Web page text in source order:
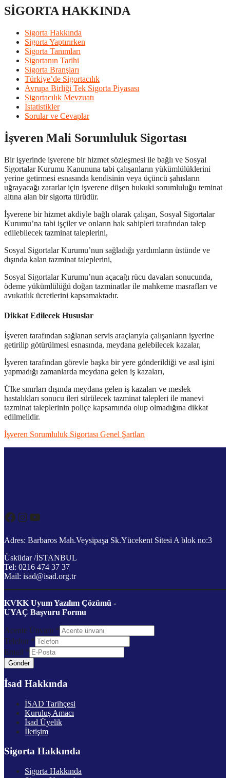
SİGORTA HAKKINDA
Sigorta Hakkında
Sigorta Yaptırırken
Sigorta Tanımları
Sigortanın Tarihi
Sigorta Branşları
Türkiye’de Sigortacılık
Avrupa Birliği Tek Sigorta Piyasası
Sigortacılık Mevzuatı
İstatistikler
Sorular ve Cevaplar
İşveren Mali Sorumluluk Sigortası
Bir işyerinde işverene bir hizmet sözleşmesi ile bağlı ve Sosyal
Sigortalar Kurumu Kanununa tabi çalışanların yükümlülüklerini
yerine getirmesi esnasında kendisinin veya üçüncü şahısların
uğrayacağı zararlar için işverene düşen hukuki sorumluluğu teminat
altına alan bir sigorta türüdür.
İşverene bir hizmet akdiyle bağlı olarak çalışan, Sosyal Sigortalar
Kurumu’na tabi işçiler ve onların hak sahipleri tarafından talep
edilebilecek tazminat taleplerini,
Sosyal Sigortalar Kurumu’nun sağladığı yardımların üstünde ve
dışında kalan tazminat taleplerini,
Sosyal Sigortalar Kurumu’nun açacağı rücu davaları sonucunda,
ödeme yükümlülüğü doğan tazminatlar ile mahkeme masrafları ve
avukatlık ücretlerini kapsamaktadır.
Dikkat Edilecek Hususlar
İşveren tarafından sağlanan servis araçlarıyla çalışanların işyerine
getirilip götürülmesi esnasında, meydana gelebilecek kazalar,
İşveren tarafından görevle başka bir yere gönderildiği ve asıl işini
yapmadığı zamanlarda meydana gelen iş kazaları,
Ülke sınırları dışında meydana gelen iş kazaları ve meslek
hastalıkları sonucu ileri sürülecek tazminat talepleri ile manevi
tazminat taleplerinin poliçe kapsamında olup olmadığına dikkat
edilmelidir.
İşveren Sorumluluk Sigortası Genel Şartları
Facebook
Instagram
YouTube
Adres: Barbaros Mah.Veysipaşa Sk.Yücekent Sitesi A blok no:3
Üsküdar /İSTANBUL
Tel: 0216 474 37 37
Mail: isad@isad.org.tr
KVKK Uyum Yazılım Çözümü -
UYAÇ Başvuru Formu
Acente Ünvanı *
Telefon *
Email *
Gönder
İsad Hakkında
İSAD Tarihçesi
Kuruluş Amacı
İsad Üyelik
İletişim
Sigorta Hakkında
Sigorta Hakkında